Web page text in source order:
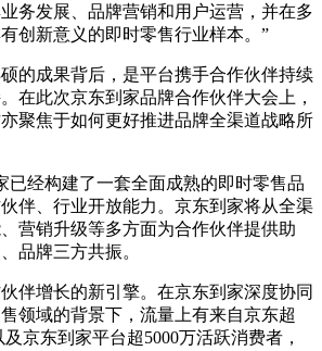
务发展、品牌营销和用户运营，并在多
创新意义的即时零售行业样本。”
的成果背后，是平台携手合作伙伴持续
在此次京东到家品牌合作伙伴大会上，
聚焦于如何更好推进品牌全渠道战略所
已经构建了一套全面成熟的即时零售品
伴、行业开放能力。京东到家将从全渠
营销升级等多方面为合作伙伴提供助
品牌三方共振。
伴增长的新引擎。在京东到家深度协同
领域的背景下，流量上有来自京东超
京东到家平台超5000万活跃消费者，